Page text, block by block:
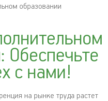
образовании
Обеспечьте
с нами!
на рынке труда растет